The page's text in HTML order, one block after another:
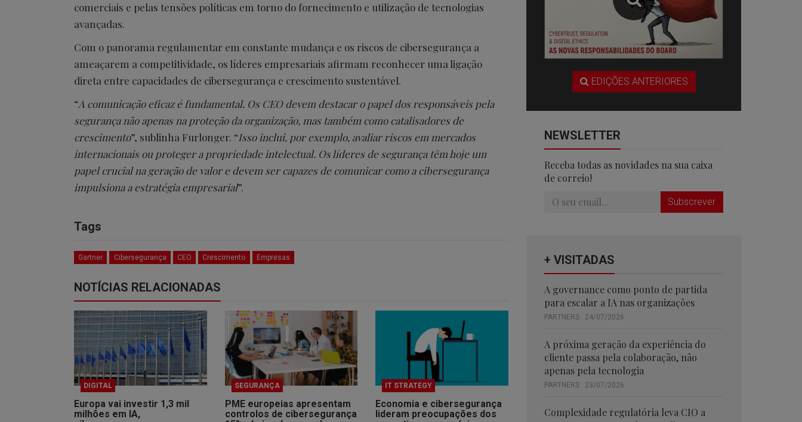
comerciais e pelas tensões políticas em torno do fornecimento e utilização de tecnologias
avançadas.
Com o panorama regulamentar em constante mudança e os riscos de cibersegurança a
ameaçarem a competitividade, os líderes empresariais afirmam reconhecer uma ligação
direta entre capacidades de cibersegurança e crescimento sustentável.
“A comunicação eficaz é fundamental. Os CEO devem destacar o papel dos responsáveis pela
segurança não apenas na proteção da organização, mas também como catalisadores de
crescimento”, sublinha Furlonger. “Isso inclui, por exemplo, avaliar riscos em mercados
internacionais ou proteger a propriedade intelectual. Os líderes de segurança têm hoje um
papel crucial na geração de valor e devem ser capazes de comunicar como a cibersegurança
impulsiona a estratégia empresarial”.
Tags
Gartner Cibersegurança CEO Crescimento Empresas
NOTÍCIAS RELACIONADAS
DIGITAL
Europa vai investir 1,3 mil
milhões em IA,
SEGURANÇA
PME europeias apresentam
controlos de cibersegurança
IT STRATEGY
Economia e cibersegurança
lideram preocupações dos
EDIÇÕES ANTERIORES
NEWSLETTER
Receba todas as novidades na sua caixa
de correio!
Subscrever
+ VISITADAS
A governance como ponto de partida
para escalar a IA nas organizações
PARTNERS . 24/07/2026
A próxima geração da experiência do
cliente passa pela colaboração, não
apenas pela tecnologia
PARTNERS . 23/07/2026
Complexidade regulatória leva CIO a